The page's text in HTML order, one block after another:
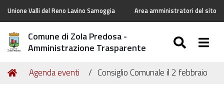
Unione Valli del Reno Lavino Samoggia Area amministratori del sito
Comune di Zola Predosa -
Amministrazione Trasparente
Tu
Home
Agenda eventi Consiglio Comunale il 2 febbraio